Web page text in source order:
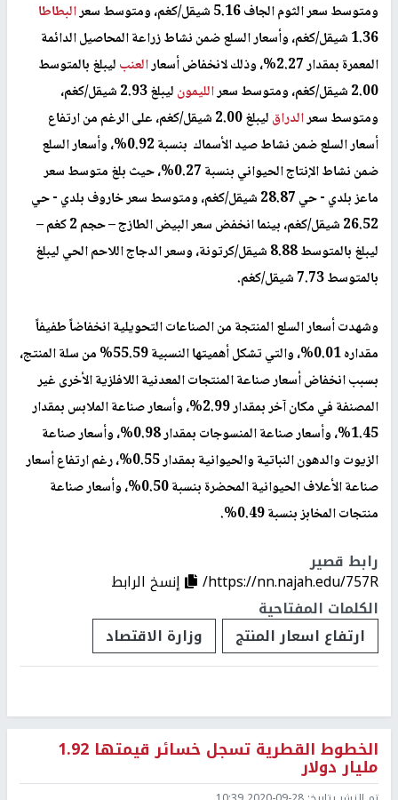
ومتوسط سعر الثوم الجاف 5.16 شيقل/كغم، ومتوسط سعر
البطاطا
1.36 شيقل/كغم، وأسعار السلع ضمن نشاط زراعة المحاصيل الدائمة
المعمرة بمقدار 2.27%، وذلك لانخفاض أسعار
العنبليبلغ بالمتوسط
2.00 شيقل/كغم، ومتوسط سعر
الليمون
ليبلغ 2.93 شيقل/كغم،
ومتوسط سعرالدراق
ليبلغ 2.00 شيقل/كغم، على الرغم من ارتفاع
أسعار السلع ضمن نشاط صيد الأسماك بنسبة 0.92%، وأسعار السلع
ضمن نشاط الإنتاج الحيواني بنسبة 0.27%، حيث بلغ متوسط سعر
ماعز بلدي - حي 28.87 شيقل/كغم، ومتوسط سعر خاروف بلدي - حي
26.52 شيقل/كغم، بينما انخفض سعر البيض الطازج – حجم 2 كغم –
ليبلغ بالمتوسط 8.88 شيقل/كرتونة، وسعر الدجاج اللاحم الحي ليبلغ
بالمتوسط 7.73 شيقل/كغم.
وشهدت أسعار السلع المنتجة من الصناعات التحويلية انخفاضاً طفيفاً
مقداره 0.01%، والتي تشكل أهميتها النسبية 55.59% من سلة المنتج،
بسبب انخفاض أسعار صناعة المنتجات المعدنية اللافلزية الأخرى غير
المصنفة في مكان آخر بمقدار 2.99%، وأسعار صناعة الملابس بمقدار
1.45%، وأسعار صناعة المنسوجات بمقدار 0.98%، وأسعار صناعة
الزيوت والدهون النباتية والحيوانية بمقدار 0.55%، رغم ارتفاع أسعار
صناعة الأعلاف الحيوانية المحضرة بنسبة 0.50%، وأسعار صناعة
منتجات المخابز بنسبة 0.49%.
رابط قصير
https://nn.najah.edu/757R/
إنسخ الرابط
الكلمات المفتاحية
ارتفاع اسعار المنتج
وزارة الاقتصاد
الخطوط القطرية تسجل خسائر قيمتها 1.92
مليار دولار